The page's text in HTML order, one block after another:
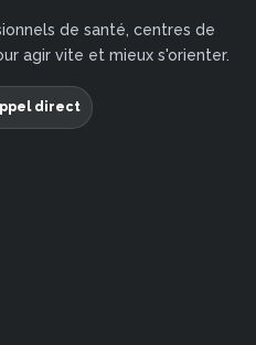
de santé, centres de
agir vite et mieux s'orienter.
direct